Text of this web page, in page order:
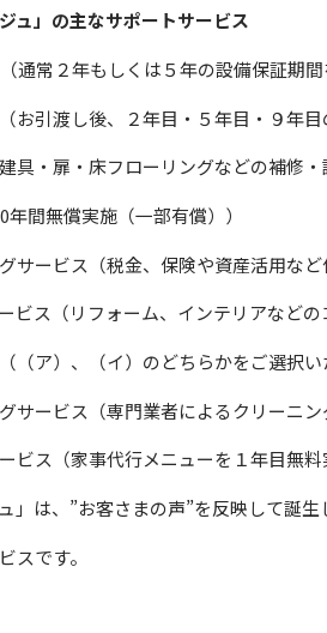
」の主なサポートサービス
常２年もしくは５年の設備保証期間
引渡し後、２年目・５年目・９年目
・扉・床フローリングなどの補修・
無償実施（一部有償））
ービス（税金、保険や資産活用など
ス（リフォーム、インテリアなどの
ア）、（イ）のどちらかをご選択い
サービス（専門業者によるクリーニン
ビス（家事代行メニューを１年目無料
は、”お客さまの声”を反映して誕生
です。